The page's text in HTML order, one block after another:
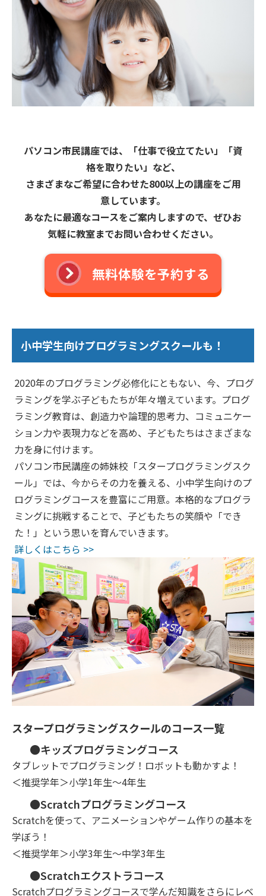
パソコン市民講座では、「仕事で役立てたい」「資
格を取りたい」など、
さまざまなご希望に合わせた800以上の講座をご用
意しています。
あなたに最適なコースをご案内しますので、ぜひお
気軽に教室までお問い合わせください。
無料体験を予約する
小中学生向けプログラミングスクールも！
2020年のプログラミング必修化にともない、今、プログ
ラミングを学ぶ子どもたちが年々増えています。プログ
ラミング教育は、創造力や論理的思考力、コミュニケー
ション力や表現力などを高め、子どもたちはさまざまな
力を身に付けます。
パソコン市民講座の姉妹校「スタープログラミングスク
ール」では、今からその力を養える、小中学生向けのプ
ログラミングコースを豊富にご用意。本格的なプログラ
ミングに挑戦することで、子どもたちの笑顔や「でき
た！」という思いを育んでいきます。
詳しくはこちら >>
スタープログラミングスクールのコース一覧
●キッズプログラミングコース
タブレットでプログラミング！ロボットも動かすよ！
＜推奨学年＞小学1年生～4年生
●Scratchプログラミングコース
Scratchを使って、アニメーションやゲーム作りの基本を
学ぼう！
＜推奨学年＞小学3年生～中学3年生
●Scratchエクストラコース
Scratchプログラミングコースで学んだ知識をさらにレベ